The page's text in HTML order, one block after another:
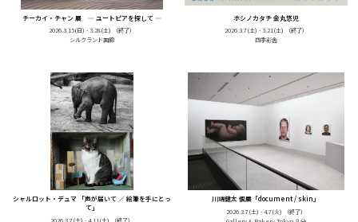
チーカイ・チャン 展 ― ユートピアを探して ―
2026.3.15(日) - 3.28(土)
（終了）
シルクランド画廊
ホシノカタチ 金丸悠児
2026.3.7(土) - 3.21(土) （終了）
四季彩舎
シャルロット・デュマ 「声が届いて ／ 絵筆を手にとっ
て」
2026.3.7(土) - 4.11(土)
（終了）
川端健太 個展「document / skin」
2026.3.7(土) - 4.7(火) （終了）